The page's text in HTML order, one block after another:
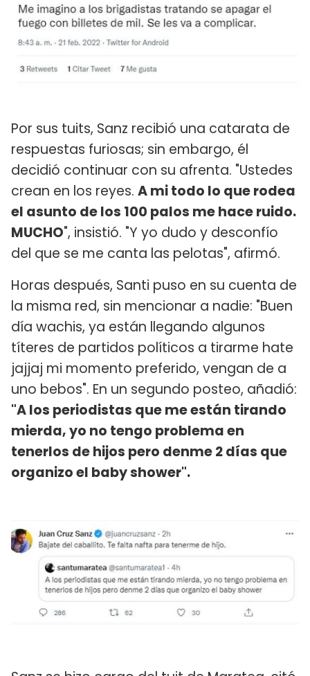
Por sus tuits, Sanz recibió una catarata de
respuestas furiosas; sin embargo, él
decidió continuar con su afrenta. "Ustedes
crean en los reyes. A mi todo lo que rodea
el asunto de los 100 palos me hace ruido.
MUCHO", insistió. "Y yo dudo y desconfío
del que se me canta las pelotas", afirmó.
Horas después, Santi puso en su cuenta de
la misma red, sin mencionar a nadie: "Buen
día wachis, ya están llegando algunos
títeres de partidos políticos a tirarme hate
jajjaj mi momento preferido, vengan de a
uno bebos". En un segundo posteo, añadió:
"A los periodistas que me están tirando
mierda, yo no tengo problema en
tenerlos de hijos pero denme 2 días que
organizo el baby shower".